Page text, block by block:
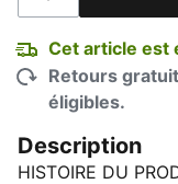
Cet article est
Retours
éligibles.
Description
HISTOIRE DU